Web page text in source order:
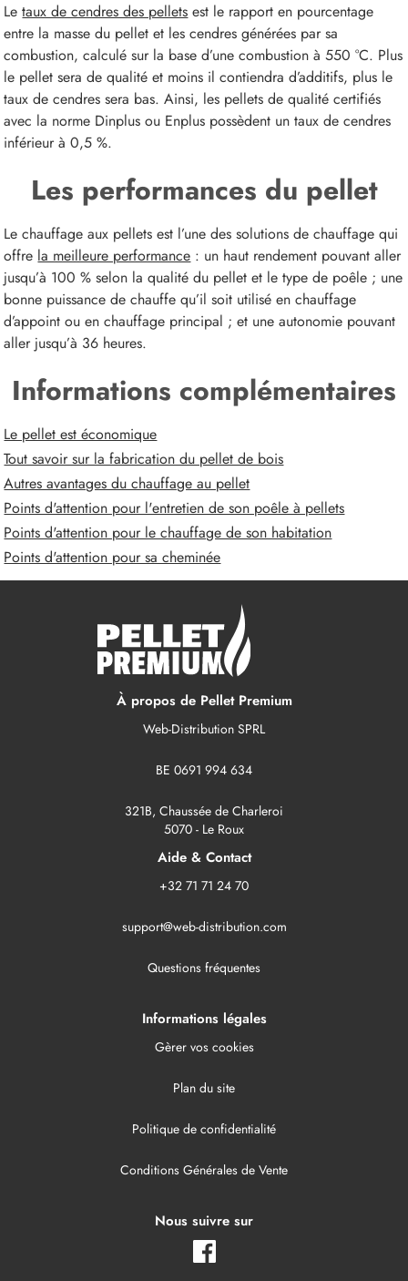
Letaux de cendres des pellets est le rapport en pourcentage
entre la masse du pellet et les cendres générées par sa
combustion, calculé sur la base d’une combustion à 550 °C. Plus
le pellet sera de qualité et moins il contiendra d’additifs, plus le
taux de cendres sera bas. Ainsi, les pellets de qualité certifiés
avec la norme Dinplus ou Enplus possèdent un taux de cendres
inférieur à 0,5 %.
Les performances du pellet
Le chauffage aux pellets est l’une des solutions de chauffage qui
offre la meilleure performance : un haut rendement pouvant aller
jusqu’à 100 % selon la qualité du pellet et le type de poêle ; une
bonne puissance de chauffe qu’il soit utilisé en chauffage
d’appoint ou en chauffage principal ; et une autonomie pouvant
aller jusqu’à 36 heures.
Informations complémentaires
Le pellet est économique
Tout savoir sur la fabrication du pellet de bois
Autres avantages du chauffage au pellet
Points d'attention pour l'entretien de son poêle à pellets
Points d'attention pour le chauffage de son habitation
Points d'attention pour sa cheminée
À propos de Pellet Premium
Web-Distribution SPRL
BE 0691 994 634
321B, Chaussée de Charleroi
5070 - Le Roux
Aide & Contact
+32 71 71 24 70
support@web-distribution.com
Questions fréquentes
Informations légales
Gèrer vos cookies
Plan du site
Politique de confidentialité
Conditions Générales de Vente
Nous suivre sur